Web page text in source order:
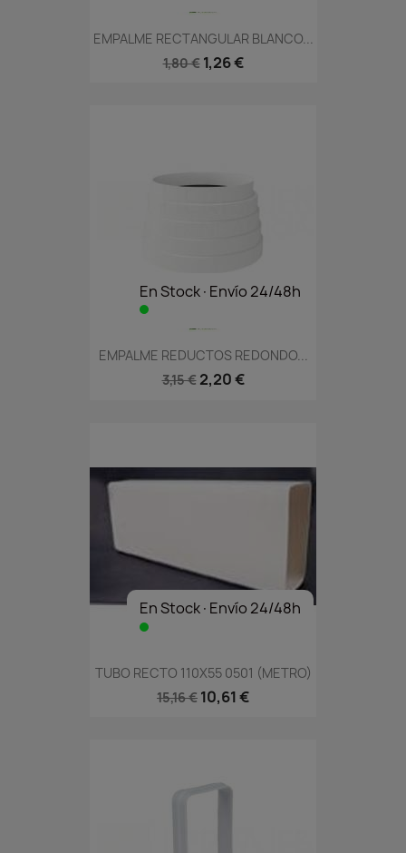
EMPALME RECTANGULAR BLANCO...
1,80 € 1,26 €
En Stock·Envío 24/48h
EMPALME REDUCTOS REDONDO...
3,15 € 2,20 €
En Stock·Envío 24/48h
TUBO RECTO 110X55 0501 (METRO)
15,16 € 10,61 €